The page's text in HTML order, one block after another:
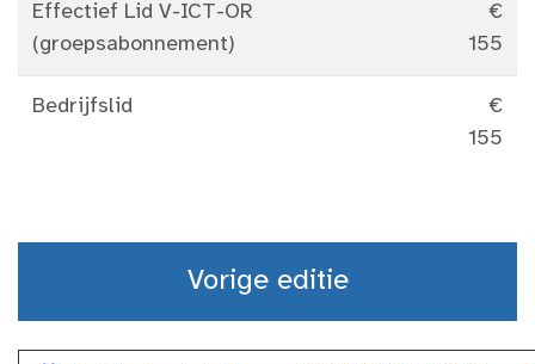
Effectief Lid V-ICT-OR
(groepsabonnement)
€
155
Bedrijfslid
€
155
Vorige editie